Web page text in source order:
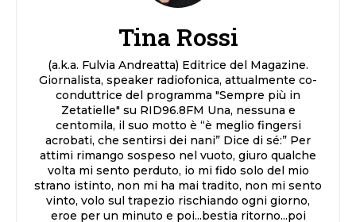
Tina Rossi
(a.k.a. Fulvia Andreatta) Editrice del Magazine.
Giornalista, speaker radiofonica, attualmente co-
conduttrice del programma "Sempre più in
Zetatielle" su RID96.8FM Una, nessuna e
centomila, il suo motto è “è meglio fingersi
acrobati, che sentirsi dei nani” Dice di sé:” Per
attimi rimango sospeso nel vuoto, giuro qualche
volta mi sento perduto, io mi fido solo del mio
strano istinto, non mi ha mai tradito, non mi sento
vinto, volo sul trapezio rischiando ogni giorno,
eroe per un minuto e poi...bestia ritorno...poi